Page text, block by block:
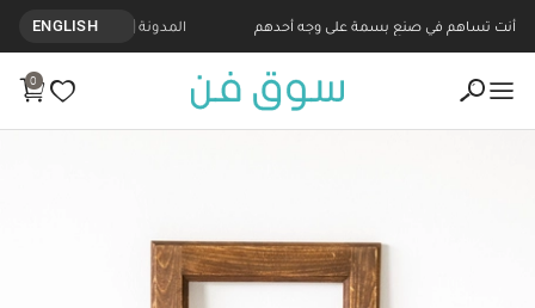
أنت تساهم في صنع بسمة على وجه أحدهم المدونة ENGLISH
0